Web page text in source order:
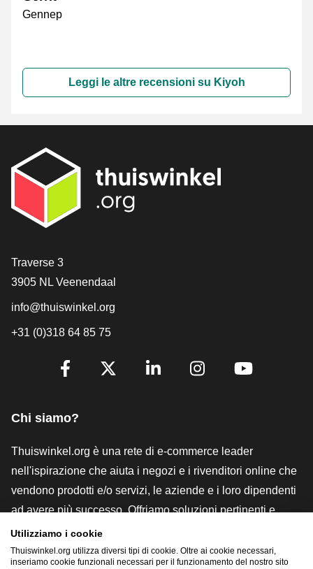
Gennep
Leggi le altre recensioni su Kiyoh
[_General:Contact]
Traverse 3
3905 NL Veenendaal
info@thuiswinkel.org
+31 (0)318 64 85 75
[_General:SocialMediaTitle]
Chi siamo?
Thuiswinkel.org è una rete di e-commerce leader
nell'ispirazione che aiuta i negozi e i rivenditori online che
vendono prodotti e/o servizi, le aziende e i loro dipendenti
ad avere più successo. Offriamo soluzioni pertinenti e
pratiche con vari marchi di fiducia, recensioni Thuiswinkel,
strumenti e consulenze legali, advocacy, ricerche di
Utilizziamo i cookie
Thuiswinkel.org utilizza diversi tipi di cookie. Oltre ai cookie necessari,
inseriamo cookie funzionali necessari per il funzionamento del nostro sito